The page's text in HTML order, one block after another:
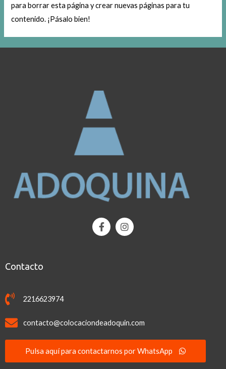
para borrar esta página y crear nuevas páginas para tu
contenido. ¡Pásalo bien!
Contacto
2216623974
contacto@colocaciondeadoquin.com
Pulsa aquí para contactarnos por WhatsApp